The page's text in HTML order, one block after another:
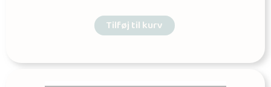
Tilføj til kurv